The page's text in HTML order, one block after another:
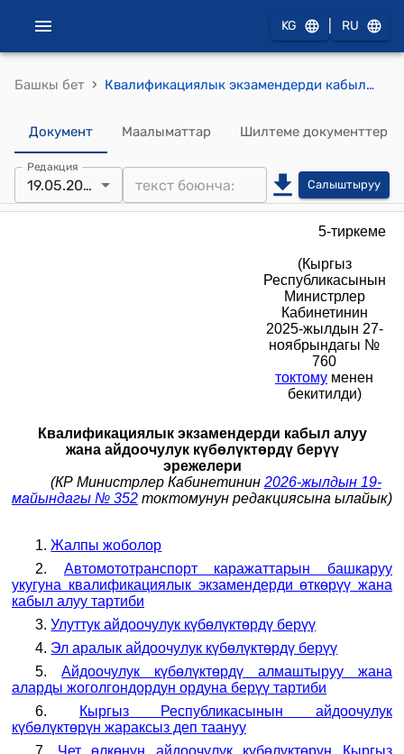
KG RU
Башкы бет › Квалификациялык экзамендерди кабыл алуу жана айдоочулук күбөлүктөрдү берүү (Кыргыз Республикасынын Министрлер Кабинетинин 2025-жылдын 27-ноябрындагы № 760 токтому менен бекитилди) эрежелери
Документ Маалыматтар Шилтеме документтер
Редакция
19.05.2026 Салыштыруу